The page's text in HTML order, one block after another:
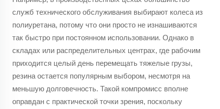
служб технического обслуживания выбирают колеса из
полиуретана, потому что они просто не изнашиваются
так быстро при постоянном использовании. Однако в
складах или распределительных центрах, где рабочим
приходится целый день перемещать тяжелые грузы,
резина остается популярным выбором, несмотря на
меньшую долговечность. Такой компромисс вполне
оправдан с практической точки зрения, поскольку